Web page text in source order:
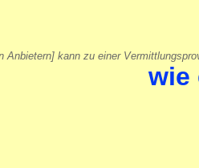
kann zu einer
wie